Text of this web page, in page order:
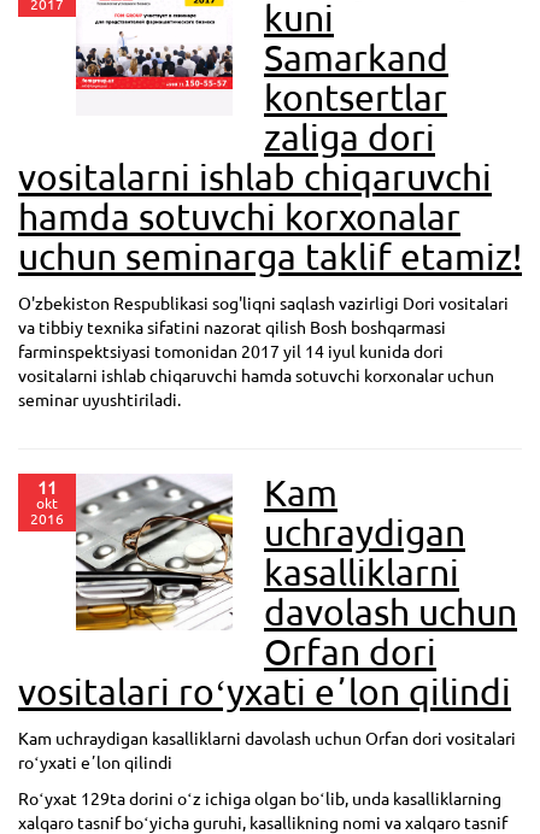
2017
kuni
Samarkand
kontsertlar
zaliga dori
vositalarni ishlab chiqaruvchi
hamda sotuvchi korxonalar
uchun seminarga taklif etamiz!
O'zbekiston Respublikasi sog'liqni saqlash vazirligi Dori vositalari
va tibbiy texnika sifatini nazorat qilish Bosh boshqarmasi
farminspektsiyasi tomonidan 2017 yil 14 iyul kunida dori
vositalarni ishlab chiqaruvchi hamda sotuvchi korxonalar uchun
seminar uyushtiriladi.
11
okt
2016
Kam
uchraydigan
kasalliklarni
davolash uchun
Orfan dori
vositalari roʻyxati eʼlon qilindi
Kam uchraydigan kasalliklarni davolash uchun Orfan dori vositalari
roʻyxati eʼlon qilindi
Roʻyxat 129ta dorini oʻz ichiga olgan boʻlib, unda kasalliklarning
xalqaro tasnif boʻyicha guruhi, kasallikning nomi va xalqaro tasnif